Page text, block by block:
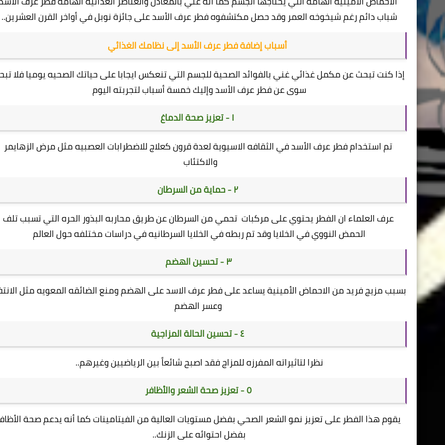
شباب دائم رغم شيخوخه العمر وقد حصل مكتشفوه فطر عرف الأسد على جائزة نوبل في أواخر القرن
أسباب إضافة فطر عرف الأسد إلى نظامك الغذائي
إذا كنت تبحث عن مكمل غذائي غني بالفوائد الصحية للجسم التي تنعكس ايجابا على حياتك الصحيه يوميا فلا
سوى عن فطر عرف الأسد وإليك خمسة أسباب لتجربته اليوم
١ - تعزيز صحة الدماغ
تم استخدام فطر عرف الأسد في الثقافه الاسيوية لعدة قرون كعلاج للاضطرابات العصبيه مثل مرض الزهايمر
والاكتئاب
٢ - حماية من السرطان
عرف العلماء ان الفطر يحتوي على مركبات تحمي من السرطان عن طريق محاربه البذور الحره التي تسبب تلف
الحمض النووي في الخلايا وقد تم ربطه في الخلايا السرطانيه في دراسات مختلفه حول العالم
٣ - تحسين الهضم
بسبب مزيج فريد من الاحماض الأمينية يساعد على فطر عرف الاسد على الهضم ومنع الضائقه المعويه مثل
وعسر الهضم
٤ - تحسين الحالة المزاجية
نظرا لتاثيراته المفرزه للمزاج فقد اصبح شائعاً بين الرياضيين وغيرهم..
٥ - تعزيز صحة الشعر والأظافر
يقوم هذا الفطر على تعزيز نمو الشعر الصحي بفضل مستويات العالية من الفيتامينات كما أنه يدعم صحة
بفضل احتوائه على الزنك..